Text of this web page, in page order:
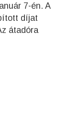
7-én. A
díjat
átadóra